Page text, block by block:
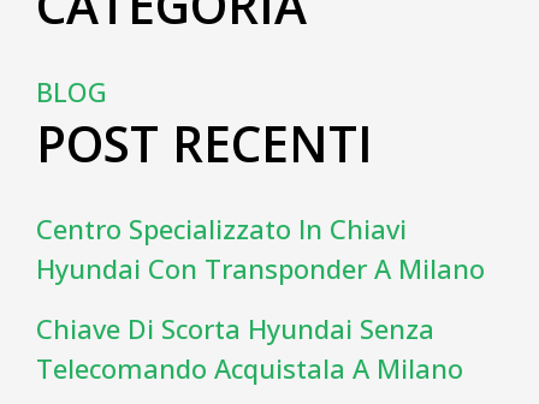
BLOG
POST RECENTI
Centro Specializzato In Chiavi
Hyundai Con Transponder A Milano
Chiave Di Scorta Hyundai Senza
Telecomando Acquistala A Milano